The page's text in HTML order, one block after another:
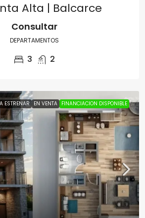
Alta | Balcarce
Consultar
DEPARTAMENTOS
3 2
A ESTRENAR EN VENTA FINANCIACION DISPONIBLE